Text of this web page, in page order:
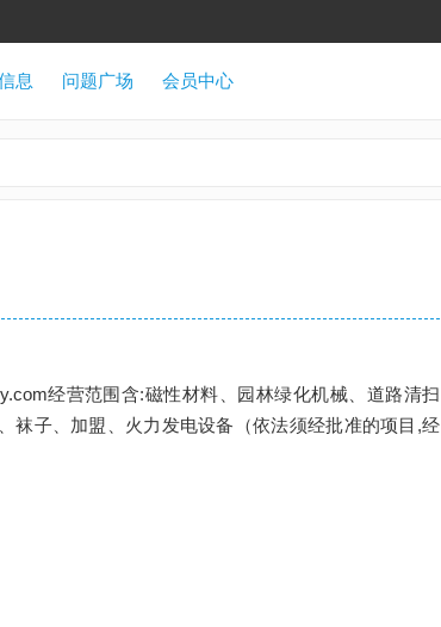
息 问题广场 会员中心
经营范围含:磁性材料、园林绿化机械、道路清扫
袜子、加盟、火力发电设备（依法须经批准的项目,经